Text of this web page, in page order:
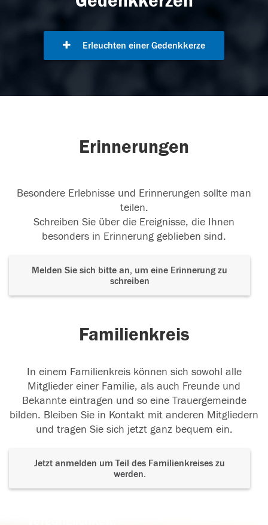
Erleuchten einer Gedenkkerze
Erinnerungen
Besondere Erlebnisse und Erinnerungen sollte man
teilen.
Schreiben Sie über die Ereignisse, die Ihnen
besonders in Erinnerung geblieben sind.
Melden Sie sich bitte an, um eine Erinnerung zu
schreiben
Familienkreis
In einem Familienkreis können sich sowohl alle
Mitglieder einer Familie, als auch Freunde und
Bekannte eintragen und so eine Trauergemeinde
bilden. Bleiben Sie in Kontakt mit anderen Mitgliedern
und tragen Sie sich jetzt ganz bequem ein.
Jetzt anmelden um Teil des Familienkreises zu
werden.